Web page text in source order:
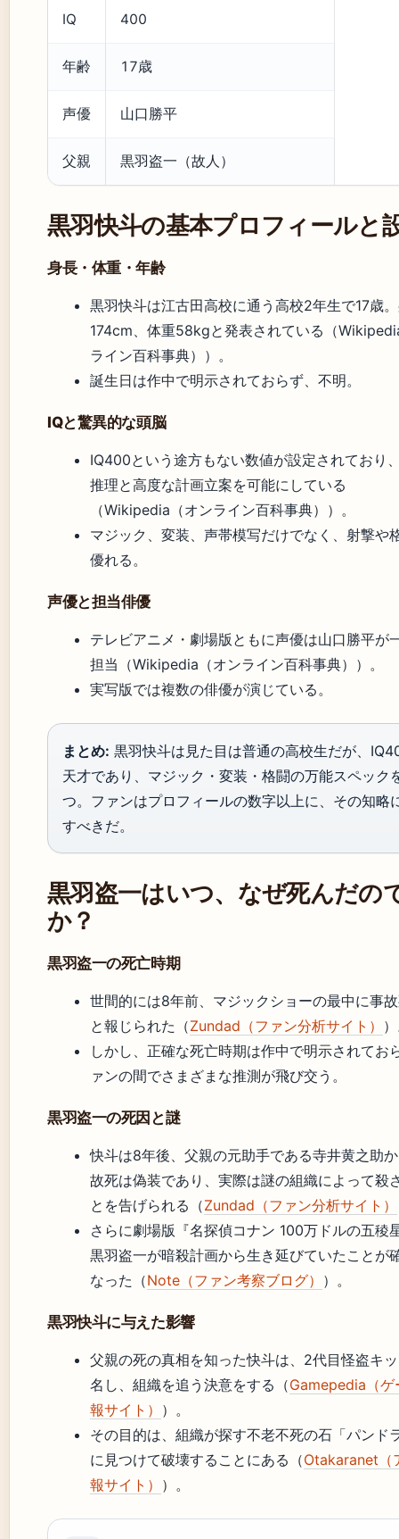
IQ 400
年齢 17歳
声優 山口勝平
父親 黒羽盗一（故人）
黒羽快斗の基本プロフィールと
身長・体重・年齢
黒羽快斗は江古田高校に通う高校2年生で17歳
174cm、体重58kgと発表されている（
ライン百科事典））。
誕生日は作中で明示されておらず、不明。
IQと驚異的な頭脳
IQ400という途方もない数値が設定されており
推理と高度な計画立案を可能にしている
（Wikipedia（オンライン百科事典））。
マジック、変装、声帯模写だけでなく、射撃や
優れる。
声優と担当俳優
テレビアニメ・劇場版ともに声優は山口勝平が
担当（Wikipedia（オンライン百科事典））。
実写版では複数の俳優が演じている。
まとめ: 黒羽快斗は見た目は普通の高校生だが、
天才であり、マジック・変装・格闘の万能スペック
つ。ファンはプロフィールの数字以上に、その知略
すべきだ。
黒羽盗一はいつ、なぜ死んだの
か？
黒羽盗一の死亡時期
世間的には8年前、マジックショーの最中に事
と報じられた（Zundad（ファン分析サイト）
しかし、正確な死亡時期は作中で明示されてお
ァンの間でさまざまな推測が飛び交う。
黒羽盗一の死因と謎
快斗は8年後、父親の元助手である寺井黄之助
故死は偽装であり、実際は謎の組織によって殺
とを告げられる（Zundad（ファン分析サイト）
さらに劇場版『名探偵コナン 100万ドルの五稜
黒羽盗一が暗殺計画から生き延びていたことが
なった（Note（ファン考察ブログ） ）。
黒羽快斗に与えた影響
父親の死の真相を知った快斗は、2代目怪盗キ
名し、組織を追う決意をする（Gamepedia（ゲ
報サイト） ）。
その目的は、組織が探す不老不死の石「パンド
に見つけて破壊することにある（Otakaranet（
報サイト） ）。